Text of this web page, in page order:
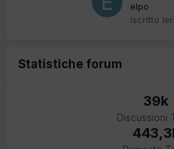
elpo
Iscritto
Statistiche forum
39k
Discussioni